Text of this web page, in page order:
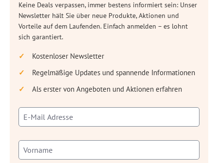
Keine Deals verpassen, immer bestens informiert sein: Unser
Newsletter hält Sie über neue Produkte, Aktionen und
Vorteile auf dem Laufenden. Einfach anmelden – es lohnt
sich garantiert.
Kostenloser Newsletter
Regelmäßige Updates und spannende Informationen
Als erster von Angeboten und Aktionen erfahren